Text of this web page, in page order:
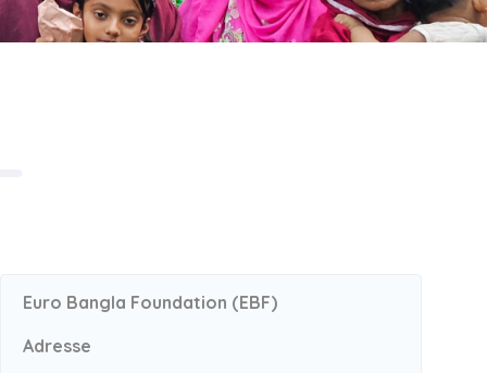
Euro Bangla Foundation (EBF)
Adresse